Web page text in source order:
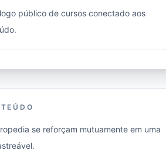
público de cursos conectado aos
se reforçam mutuamente em uma